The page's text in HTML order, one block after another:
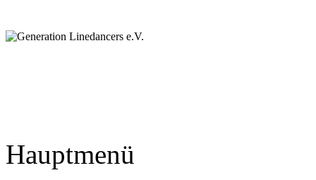
Hauptmenü